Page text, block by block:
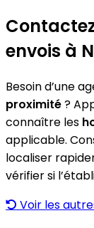
envois à
Besoin d’une
proximité?
connaître les
applicable.
localiser
vérifier si
Voir les